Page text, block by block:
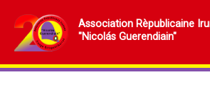
Association Rèpublicaine
"Nicolás Guerendiain"